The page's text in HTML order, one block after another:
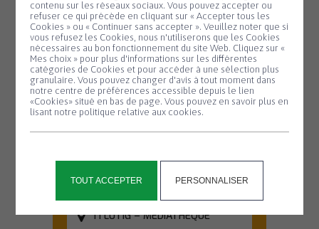
Panneau de gestion des cookies
contenu sur les réseaux sociaux. Vous pouvez accepter ou
refuser ce qui précède en cliquant sur « Accepter tous les
Cookies » ou « Continuer sans accepter ». Veuillez noter que si
vous refusez les Cookies, nous n'utiliserons que les Cookies
nécessaires au bon fonctionnement du site Web. Cliquez sur «
Mes choix » pour plus d'informations sur les différentes
catégories de Cookies et pour accéder à une sélection plus
granulaire. Vous pouvez changer d'avis à tout moment dans
notre centre de préférences accessible depuis le lien
«Cookies» situé en bas de page. Vous pouvez en savoir plus en
lisant notre politique relative aux cookies.
TOUT ACCEPTER PERSONNALISER
Août
biodiversité –
Nuit de la
chauve-souris
#2
Partez à la
découverte des
chauves-souris lors
TI LUTIG – MÉDIATHÈQUE